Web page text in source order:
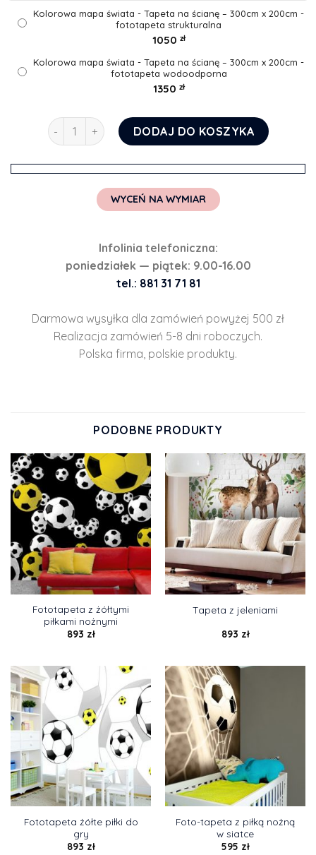
Kolorowa mapa świata - Tapeta na ścianę – 300cm x 200cm -
fototapeta strukturalna
1050 zł
Kolorowa mapa świata - Tapeta na ścianę – 300cm x 200cm -
fototapeta wodoodporna
1350 zł
ilość Kolorowa mapa świata - Tapeta na ścianę
DODAJ DO KOSZYKA
WYCEŃ NA WYMIAR
Infolinia telefoniczna:
poniedziałek — piątek: 9.00-16.00
tel.: 881 31 71 81
Darmowa wysyłka dla zamówień powyżej 500 zł
Realizacja zamówień 5-8 dni roboczych.
Polska firma, polskie produkty.
PODOBNE PRODUKTY
Fototapeta z żółtymi
piłkami nożnymi
893 zł
Tapeta z jeleniami
893 zł
Fototapeta żółte piłki do
gry
893 zł
Foto-tapeta z piłką nożną
w siatce
595 zł